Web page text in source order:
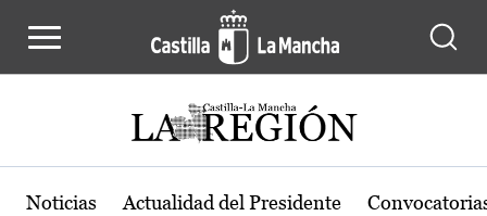
Noticias Actualidad del Presidente